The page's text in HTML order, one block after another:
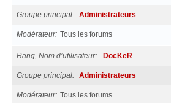
Groupe principal Administrateurs
Modérateur Tous les forums
Rang, Nom d’utilisateur DocKeR
Groupe principal Administrateurs
Modérateur Tous les forums